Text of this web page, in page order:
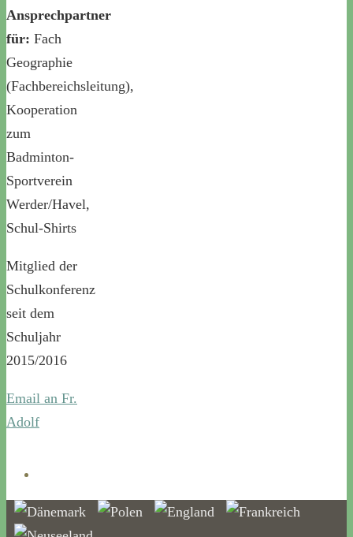
Ansprechpartner
für: Fach
Geographie
(Fachbereichsleitung),
Kooperation
zum
Badminton-
Sportverein
Werder/Havel,
Schul-Shirts
Mitglied der
Schulkonferenz
seit dem
Schuljahr
2015/2016
Email an Fr.
Adolf